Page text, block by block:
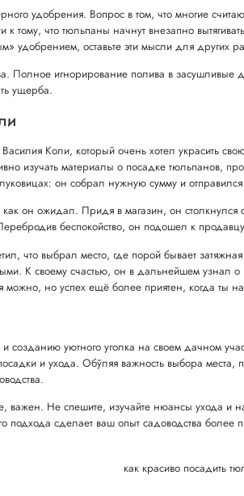
удобрения. Вопрос в том, что многие
тому, что тюльпаны начнут внезапно
удобрением, оставьте эти мысли для других
Полное игнорирование полива в засушливые
ущерба.
Коли, который очень хотел украсить
изучать материалы о посадке тюльпанов,
он собрал нужную сумму и
он ожидал. Придя в магазин, он
беспокойство, он подошел к
что выбрал место, где порой бывает
К своему счастью, он в дальнейшем узнал о
можно, но успех ещё более приятен, когда ты
созданию уютного уголка на своем дачном
и ухода. Обўляя важность выбора места,
важен. Не спешите, изучайте нюансы ухода и
сделает ваш опыт садоводства более